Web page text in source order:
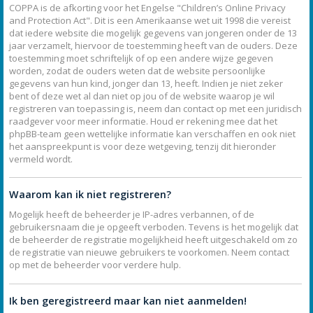
COPPA is de afkorting voor het Engelse "Children’s Online Privacy
and Protection Act". Dit is een Amerikaanse wet uit 1998 die vereist
dat iedere website die mogelijk gegevens van jongeren onder de 13
jaar verzamelt, hiervoor de toestemming heeft van de ouders. Deze
toestemming moet schriftelijk of op een andere wijze gegeven
worden, zodat de ouders weten dat de website persoonlijke
gegevens van hun kind, jonger dan 13, heeft. Indien je niet zeker
bent of deze wet al dan niet op jou of de website waarop je wil
registreren van toepassing is, neem dan contact op met een juridisch
raadgever voor meer informatie. Houd er rekening mee dat het
phpBB-team geen wettelijke informatie kan verschaffen en ook niet
het aanspreekpunt is voor deze wetgeving, tenzij dit hieronder
vermeld wordt.
Waarom kan ik niet registreren?
Mogelijk heeft de beheerder je IP-adres verbannen, of de
gebruikersnaam die je opgeeft verboden. Tevens is het mogelijk dat
de beheerder de registratie mogelijkheid heeft uitgeschakeld om zo
de registratie van nieuwe gebruikers te voorkomen. Neem contact
op met de beheerder voor verdere hulp.
Ik ben geregistreerd maar kan niet aanmelden!